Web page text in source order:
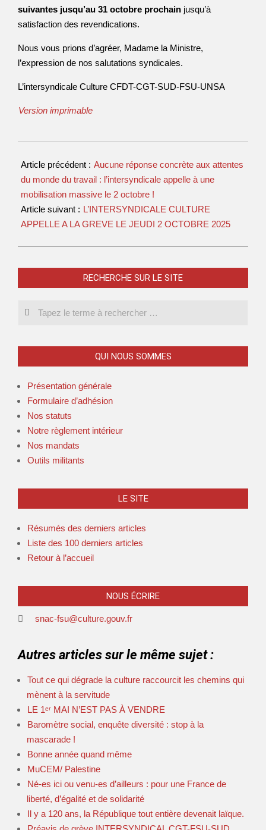
suivantes jusqu’au 31 octobre prochain jusqu’à
satisfaction des revendications.
Nous vous prions d’agréer, Madame la Ministre,
l’expression de nos salutations syndicales.
L’intersyndicale Culture CFDT-CGT-SUD-FSU-UNSA
Version imprimable
Article précédent : Aucune réponse concrète aux attentes
du monde du travail : l’intersyndicale appelle à une
mobilisation massive le 2 octobre !
Article suivant : L’INTERSYNDICALE CULTURE
APPELLE A LA GREVE LE JEUDI 2 OCTOBRE 2025
RECHERCHE SUR LE SITE
QUI NOUS SOMMES
Présentation générale
Formulaire d’adhésion
Nos statuts
Notre règlement intérieur
Nos mandats
Outils militants
LE SITE
Résumés des derniers articles
Liste des 100 derniers articles
Retour à l’accueil
NOUS ÉCRIRE
snac-fsu@culture.gouv.fr
Autres articles sur le même sujet :
Tout ce qui dégrade la culture raccourcit les chemins qui
mènent à la servitude
LE 1ᵉʳ MAI N’EST PAS À VENDRE
Baromètre social, enquête diversité : stop à la
mascarade !
Bonne année quand même
MuCEM/ Palestine
Né-es ici ou venu-es d’ailleurs : pour une France de
liberté, d’égalité et de solidarité
Il y a 120 ans, la République tout entière devenait laïque.